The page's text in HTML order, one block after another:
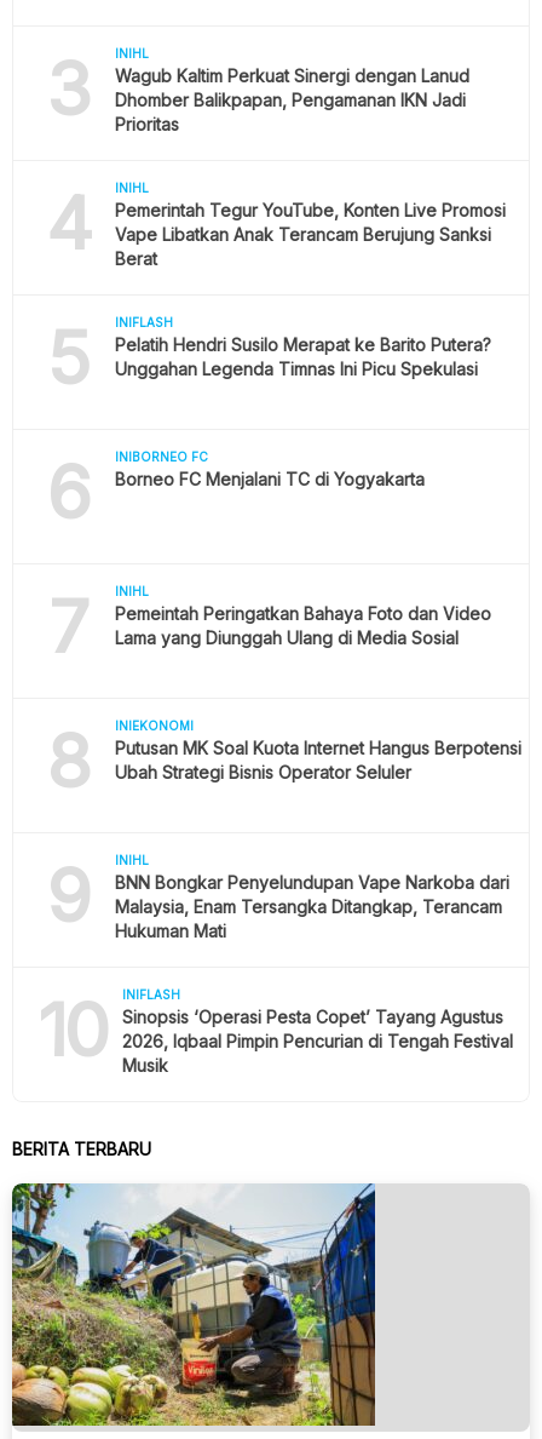
3 INIHL
Wagub Kaltim Perkuat Sinergi dengan Lanud
Dhomber Balikpapan, Pengamanan IKN Jadi
Prioritas
4 INIHL
Pemerintah Tegur YouTube, Konten Live Promosi
Vape Libatkan Anak Terancam Berujung Sanksi
Berat
5 INIFLASH
Pelatih Hendri Susilo Merapat ke Barito Putera?
Unggahan Legenda Timnas Ini Picu Spekulasi
6 INIBORNEO FC
Borneo FC Menjalani TC di Yogyakarta
7 INIHL
Pemeintah Peringatkan Bahaya Foto dan Video
Lama yang Diunggah Ulang di Media Sosial
8 INIEKONOMI
Putusan MK Soal Kuota Internet Hangus Berpotensi
Ubah Strategi Bisnis Operator Seluler
9 INIHL
BNN Bongkar Penyelundupan Vape Narkoba dari
Malaysia, Enam Tersangka Ditangkap, Terancam
Hukuman Mati
10 INIFLASH
Sinopsis ‘Operasi Pesta Copet’ Tayang Agustus
2026, Iqbaal Pimpin Pencurian di Tengah Festival
Musik
BERITA TERBARU